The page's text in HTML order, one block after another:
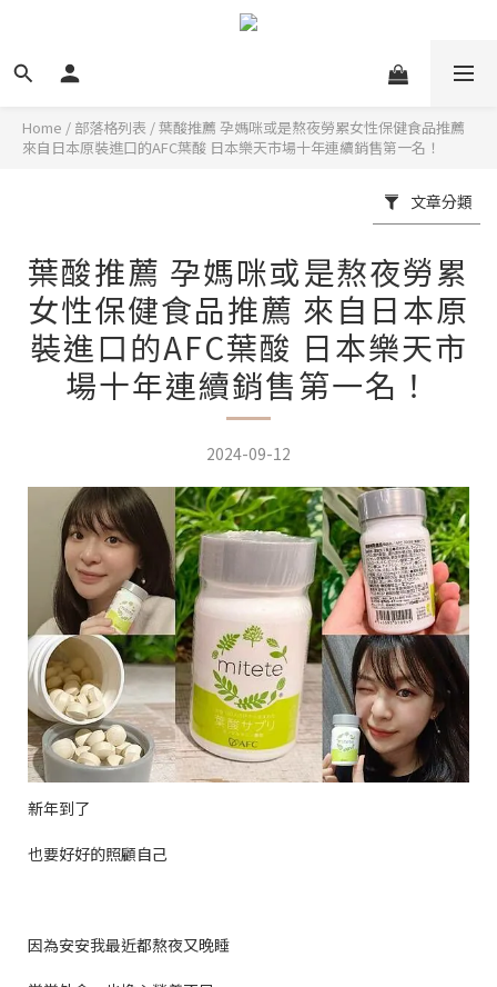
Home / 部落格列表 /葉酸推薦 孕媽咪或是熬夜勞累女性保健食品推薦
來自日本原裝進口的AFC葉酸 日本樂天市場十年連續銷售第一名！
文章分類
葉酸推薦 孕媽咪或是熬夜勞累
女性保健食品推薦 來自日本原
裝進口的AFC葉酸 日本樂天市
場十年連續銷售第一名！
2024-09-12
新年到了
也要好好的照顧自己
因為安安我最近都熬夜又晚睡